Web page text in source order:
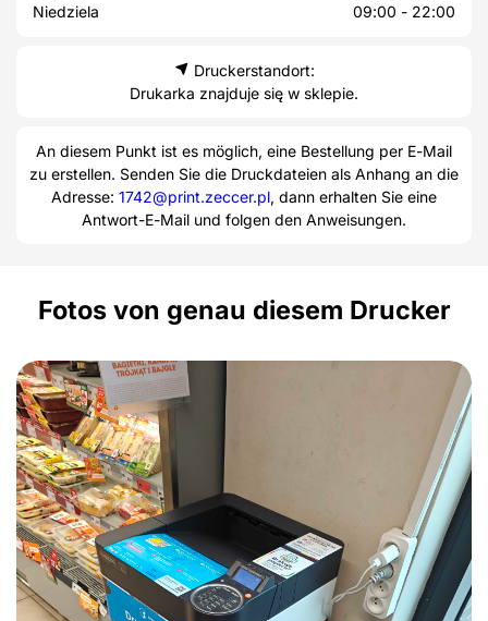
Niedziela
09:00 - 22:00
Druckerstandort:
Drukarka znajduje się w sklepie.
An diesem Punkt ist es möglich, eine Bestellung per E-Mail
zu erstellen. Senden Sie die Druckdateien als Anhang an die
Adresse: 1742@print.zeccer.pl, dann erhalten Sie eine
Antwort-E-Mail und folgen den Anweisungen.
Fotos von genau diesem Drucker